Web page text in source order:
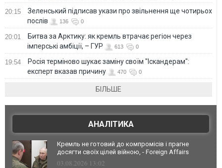
20:15
Зеленський підписав укази про звільнення ще чотирьох
послів
136 0
20:01
Битва за Арктику: як кремль втрачає регіон через
імперські амбіції, – ГУР
613 0
19:54
Росія терміново шукає заміну своїм "Іскандерам":
експерт вказав причину
470 0
БІЛЬШЕ
АНАЛІТИКА
Кремль не готовий до компромісів і прагне
досягти своїх цілей війною, - Foreign Affairs
03.08.2026 13:02